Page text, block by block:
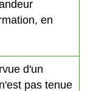
en
d'un
pas tenue